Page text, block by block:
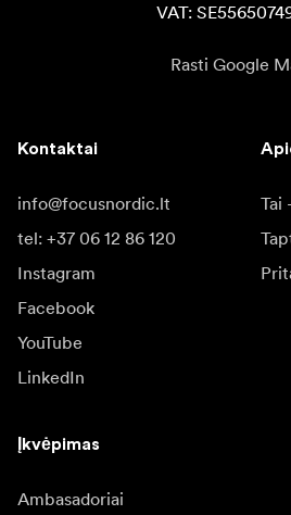
VAT:
Rasti Google
Kontaktai
info@focusnordic.lt
tel: +37 06 12 86 120
Instagram
Facebook
YouTube
LinkedIn
Tai
Įkvėpimas
Ambasadoriai